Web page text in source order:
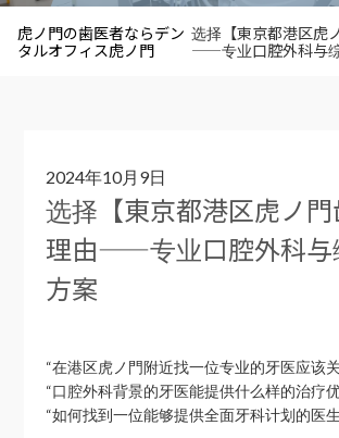
虎ノ門の歯医者ならデン
タルオフィス虎ノ門
选择【東京都港区虎
——专业口腔外科与
2024年10月9日
选择【東京都港区虎ノ
理由——专业口腔外科与
方案
“在港区虎ノ門附近找一位专业的牙医应该
“口腔外科背景的牙医能提供什么样的治疗
“如何找到一位能够提供全面牙科计划的医